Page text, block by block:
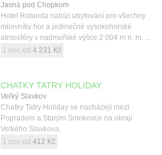
Jasná pod Chopkom
Hotel Rotunda nabízí ubytování pro všechny
milovníky hor a jedinečné vysokohorské
atmosféry v nadmořské výšce 2 004 m n. m. ...
1 noc od 4 231 Kč
CHATKY TATRY HOLIDAY
Veľký Slavkov
Chatky Tatry Holiday se nacházejí mezi
Popradem a Starým Smokovce na okraji
Velkého Slavkova.
1 noc od 412 Kč